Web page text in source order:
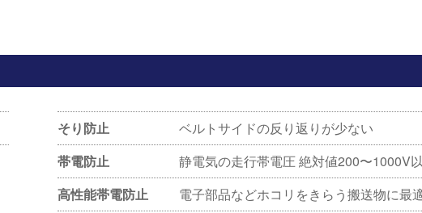
そり防止
ベルトサイドの反り返りが少ない
帯電防止
静電気の走行帯電圧 絶対値200〜1000V
高性能帯電防止
電子部品などホコリをきらう搬送物に最